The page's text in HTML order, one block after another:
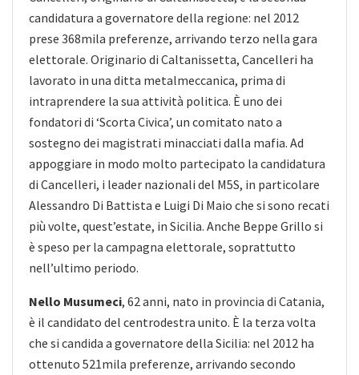
candidatura a governatore della regione: nel 2012
prese 368mila preferenze, arrivando terzo nella gara
elettorale. Originario di Caltanissetta, Cancelleri ha
lavorato in una ditta metalmeccanica, prima di
intraprendere la sua attività politica. È uno dei
fondatori di ‘Scorta Civica’, un comitato nato a
sostegno dei magistrati minacciati dalla mafia. Ad
appoggiare in modo molto partecipato la candidatura
di Cancelleri, i leader nazionali del M5S, in particolare
Alessandro Di Battista e Luigi Di Maio che si sono recati
più volte, quest’estate, in Sicilia. Anche Beppe Grillo si
è speso per la campagna elettorale, soprattutto
nell’ultimo periodo.
Nello Musumeci, 62 anni, nato in provincia di Catania,
è il candidato del centrodestra unito. È la terza volta
che si candida a governatore della Sicilia: nel 2012 ha
ottenuto 521mila preferenze, arrivando secondo